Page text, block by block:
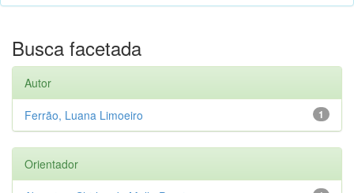
Busca facetada
Autor
1
Ferrão, Luana Limoeiro
Orientador